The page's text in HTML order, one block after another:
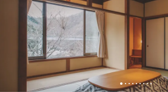
1 2 3456789